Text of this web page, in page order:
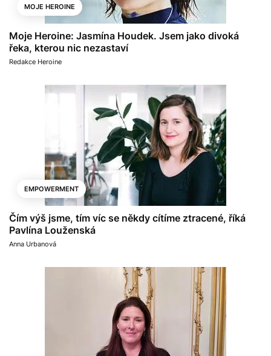
MOJE HEROINE
Moje Heroine: Jasmína Houdek. Jsem jako divoká
řeka, kterou nic nezastaví
Redakce Heroine
EMPOWERMENT
Čím výš jsme, tím víc se někdy cítíme ztracené, říká
Pavlína Louženská
Anna Urbanová